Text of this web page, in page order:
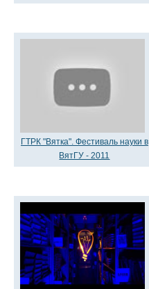
ГТРК "Вятка". Фестиваль науки в
ВятГУ - 2011